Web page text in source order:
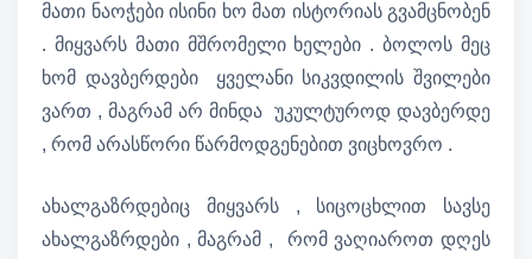
მათი ნაოჭები ისინი ხო მათ ისტორიას გვამცნობენ
. მიყვარს მათი მშრომელი ხელები . ბოლოს მეც
ხომ დავბერდები ყველანი სიკვდილის შვილები
ვართ , მაგრამ არ მინდა უკულტუროდ დავბერდე
, რომ არასწორი წარმოდგენებით ვიცხოვრო .
ახალგაზრდებიც მიყვარს , სიცოცხლით სავსე
ახალგაზრდები , მაგრამ , რომ ვაღიაროთ დღეს